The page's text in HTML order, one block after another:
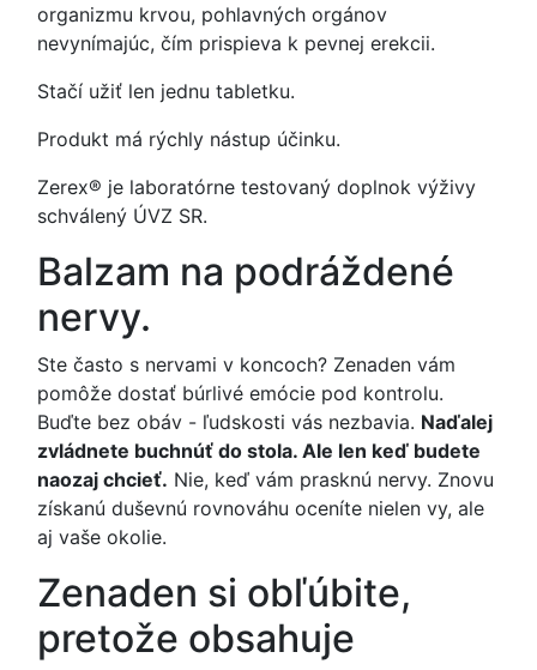
organizmu krvou, pohlavných orgánov
nevynímajúc, čím prispieva k pevnej erekcii.
Stačí užiť len jednu tabletku.
Produkt má rýchly nástup účinku.
Zerex® je laboratórne testovaný doplnok výživy
schválený ÚVZ SR.
Balzam na podráždené
nervy.
Ste často s nervami v koncoch? Zenaden vám
pomôže dostať búrlivé emócie pod kontrolu.
Buďte bez obáv - ľudskosti vás nezbavia. Naďalej
zvládnete buchnúť do stola. Ale len keď budete
naozaj chcieť. Nie, keď vám prasknú nervy. Znovu
získanú duševnú rovnováhu oceníte nielen vy, ale
aj vaše okolie.
Zenaden si obľúbite,
pretože obsahuje